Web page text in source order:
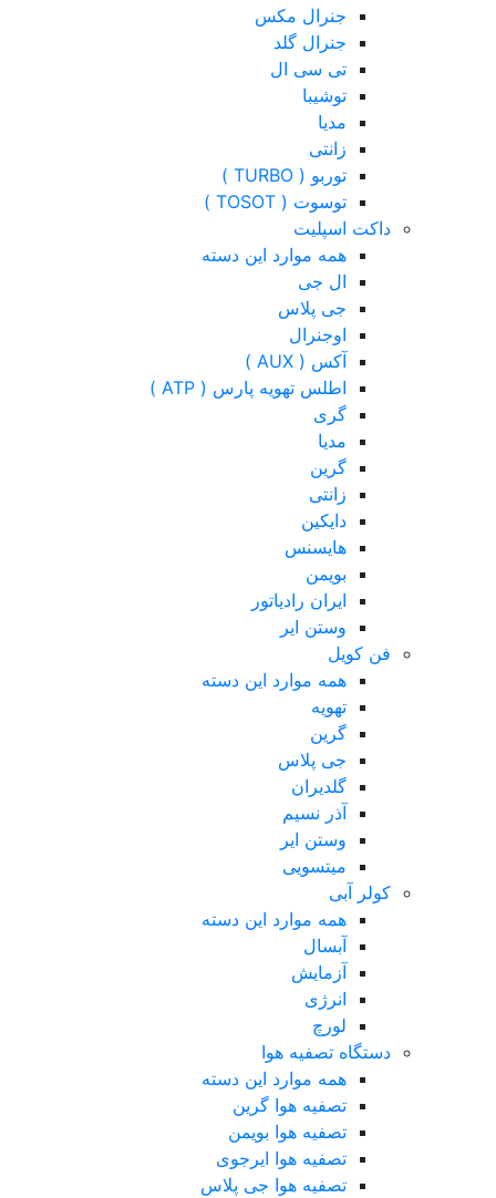
جنرال مکس
جنرال گلد
تی سی ال
توشیبا
مدیا
زانتی
توربو ( TURBO )
توسوت ( TOSOT )
داکت اسپلیت
همه موارد این دسته
ال جی
جی پلاس
اوجنرال
آکس ( AUX )
اطلس تهویه پارس ( ATP )
گری
مدیا
گرین
زانتی
دایکین
هایسنس
بویمن
ایران رادیاتور
وستن ایر
فن کویل
همه موارد این دسته
تهویه
گرین
جی پلاس
گلدیران
آذر نسیم
وستن ایر
میتسویی
کولر آبی
همه موارد این دسته
آبسال
آزمایش
انرژی
لورچ
دستگاه تصفیه هوا
همه موارد این دسته
تصفیه هوا گرین
تصفیه هوا بویمن
تصفیه هوا ایرجوی
تصفیه هوا جی پلاس